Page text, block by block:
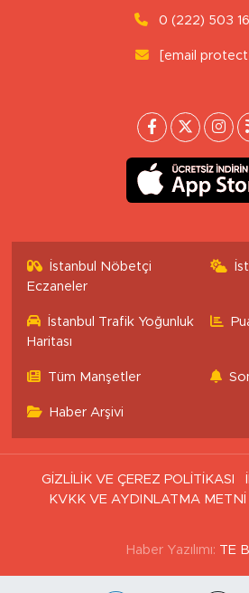
0 (222) 503
[email
İstanbul Nöbetçi
Eczaneler
İstanbul Trafik Yoğunluk
Haritası
Tüm Manşetler
Haber Arşivi
GİZLİLİK VE ÇEREZ POLİTİKASI
KVKK VE AYDINLATMA METNİ
Haber Yazılımı: TE